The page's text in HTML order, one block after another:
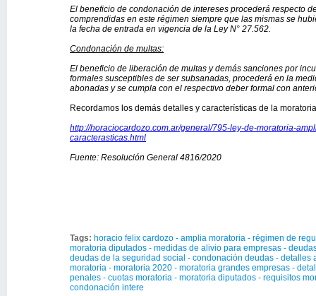
El beneficio de condonación de intereses procederá respecto
comprendidas en este régimen siempre que las mismas se
la fecha de entrada en vigencia de la Ley N° 27.562.
Condonación de multas:
El beneficio de liberación de multas y demás sanciones por
formales susceptibles de ser subsanadas, procederá en la
abonadas y se cumpla con el respectivo deber formal con
Recordamos los demás detalles y características de la
http://horaciocardozo.com.ar/general/795-ley-de-moratoria-
caracterasticas.html
Fuente: Resolución General 4816/2020
Tags: horacio felix cardozo - amplia moratoria - régimen de
moratoria diputados - medidas de alivio para empresas -
deudas de la seguridad social - condonación deudas - detalles
moratoria - moratoria 2020 - moratoria grandes empresas -
penales - cuotas moratoria - moratoria diputados - requisitos
condonación intere